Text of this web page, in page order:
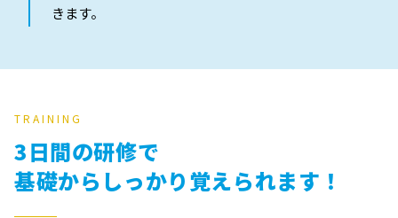
きます。
TRAINING
3日間の研修で
基礎からしっかり覚えられます！